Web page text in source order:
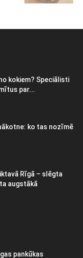
kokiem? Speciālisti
par...
ko tas nozīmē
Rīgā – slēgta
augstākā
pankūkas